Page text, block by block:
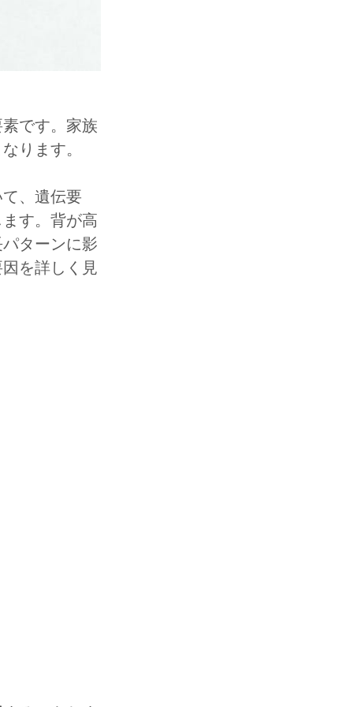
です。家族
ります。
、遺伝要
す。背が高
ターンに影
を詳しく見